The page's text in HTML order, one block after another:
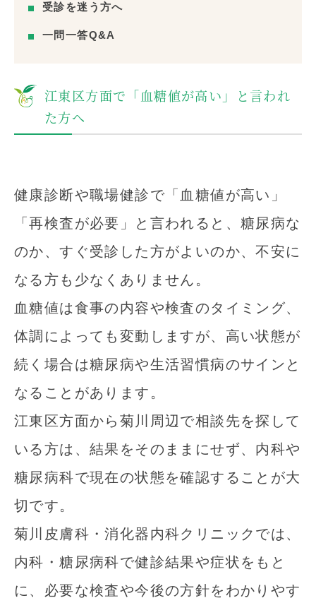
受診を迷う方へ
一問一答Q&A
江東区方面で「血糖値が高い」と言われ
た方へ
健康診断や職場健診で「血糖値が高い」
「再検査が必要」と言われると、糖尿病な
のか、すぐ受診した方がよいのか、不安に
なる方も少なくありません。
血糖値は食事の内容や検査のタイミング、
体調によっても変動しますが、高い状態が
続く場合は糖尿病や生活習慣病のサインと
なることがあります。
江東区方面から菊川周辺で相談先を探して
いる方は、結果をそのままにせず、内科や
糖尿病科で現在の状態を確認することが大
切です。
菊川皮膚科・消化器内科クリニックでは、
内科・糖尿病科で健診結果や症状をもと
に、必要な検査や今後の方針をわかりやす